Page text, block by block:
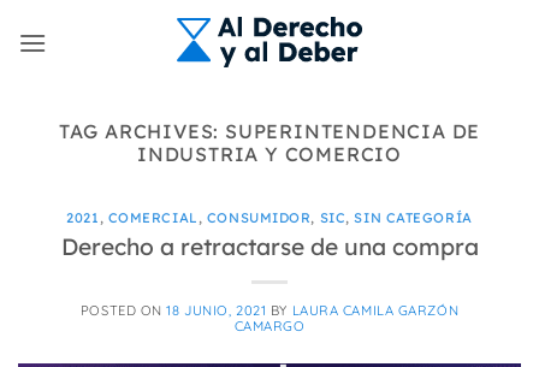
TAG ARCHIVES: SUPERINTENDENCIA DE
INDUSTRIA Y COMERCIO
2021 , COMERCIAL , CONSUMIDOR, SIC,SIN CATEGORÍA
Derecho a retractarse de una compra
POSTED ON18 JUNIO, 2021 BY LAURA CAMILA GARZÓN
CAMARGO